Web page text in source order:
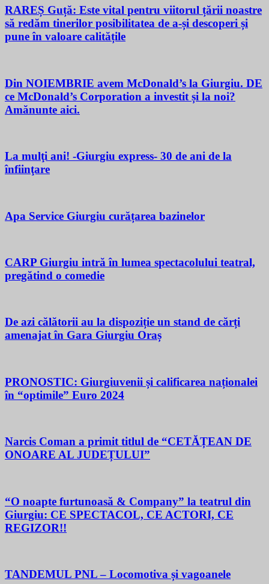
RAREȘ Guță: Este vital pentru viitorul țării noastre
să redăm tinerilor posibilitatea de a-și descoperi și
pune în valoare calitățile
Din NOIEMBRIE avem McDonald’s la Giurgiu. DE
ce McDonald’s Corporation a investit și la noi?
Amănunte aici.
La mulţi ani! -Giurgiu express- 30 de ani de la
înfiinţare
Apa Service Giurgiu curățarea bazinelor
CARP Giurgiu intră în lumea spectacolului teatral,
pregătind o comedie
De azi călătorii au la dispoziție un stand de cărți
amenajat în Gara Giurgiu Oraș
PRONOSTIC: Giurgiuvenii și calificarea naționalei
în “optimile” Euro 2024
Narcis Coman a primit titlul de “CETĂȚEAN DE
ONOARE AL JUDEȚULUI”
“O noapte furtunoasă & Company” la teatrul din
Giurgiu: CE SPECTACOL, CE ACTORI, CE
REGIZOR!!
TANDEMUL PNL – Locomotiva și vagoanele